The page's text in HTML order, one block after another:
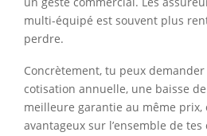
multi-équipé est souvent plus
perdre.
Concrètement, tu peux
cotisation annuelle, une baisse
meilleure garantie au même prix,
avantageux sur l’ensemble de